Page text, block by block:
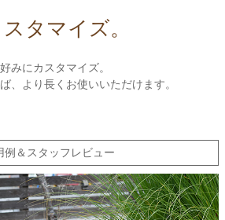
タマイズ。
みにカスタマイズ。
、より長くお使いいただけます。
例＆スタッフレビュー